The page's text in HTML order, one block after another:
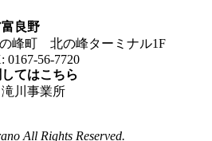
良野
峰町 北の峰ターミナル1F
56-7720
てはこちら
川事業所
All Rights Reserved.